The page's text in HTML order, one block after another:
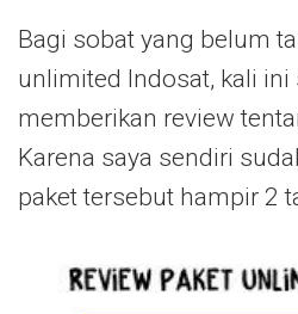
Bagi sobat yang belum
unlimited Indosat, kali ini
memberikan review
Karena saya sendiri
paket tersebut hampir 2